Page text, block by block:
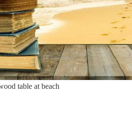
table at beach